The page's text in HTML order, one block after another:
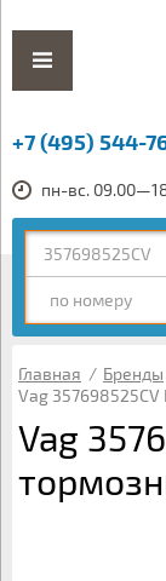
+7 (495) 544-
пн-вс.
по номеру
Главная / Бренды
Vag
Vag